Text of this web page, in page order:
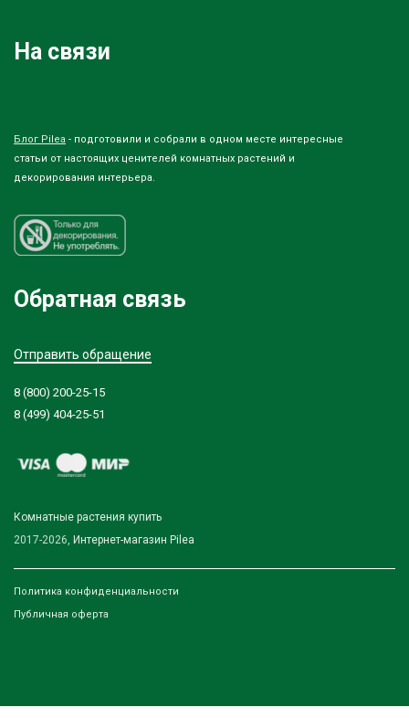
На связи
Блог Pilea - подготовили и собрали в одном месте интересные
статьи от настоящих ценителей комнатных растений и
декорирования интерьера.
Обратная связь
Отправить обращение
8 (800) 200-25-15
8 (499) 404-25-51
Комнатные растения купить
2017-2026, Интернет-магазин Pilea
Политика конфиденциальности
Публичная оферта